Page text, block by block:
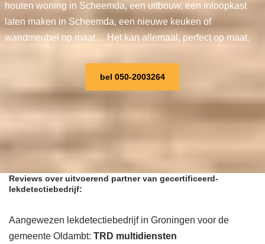
houten woning in Scheemda, een uitbouw, een inloopkast
laten maken in Scheemda, een nieuwe keuken of
wandmeubel op maat… Het kan allemaal, perfect op maat.
bel 050-2003264
Reviews over uitvoerend partner van gecertificeerd-
lekdetectiebedrijf:
Aangewezen lekdetectiebedrijf in Groningen voor de
gemeente Oldambt: TRD multidiensten